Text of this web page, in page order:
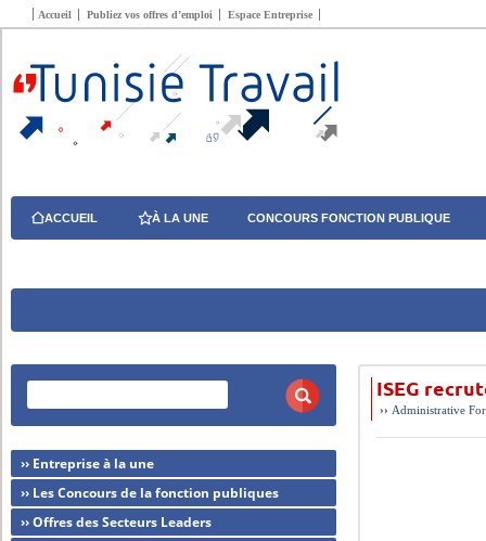
Accueil Publiez vos offres d’emploi Espace Entreprise
ACCUEIL À LA UNE CONCOURS FONCTION PUBLIQUE
ISEG
›› Administrative
›› Entreprise à la une
›› Les Concours de la fonction publiques
›› Offres des Secteurs Leaders